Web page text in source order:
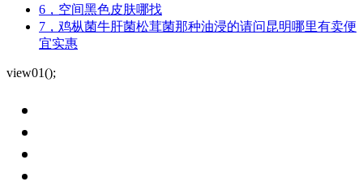
6，空间黑色皮肤哪找
7，鸡枞菌牛肝菌松茸菌那种油浸的请问昆明哪里有卖便
宜实惠
view01();